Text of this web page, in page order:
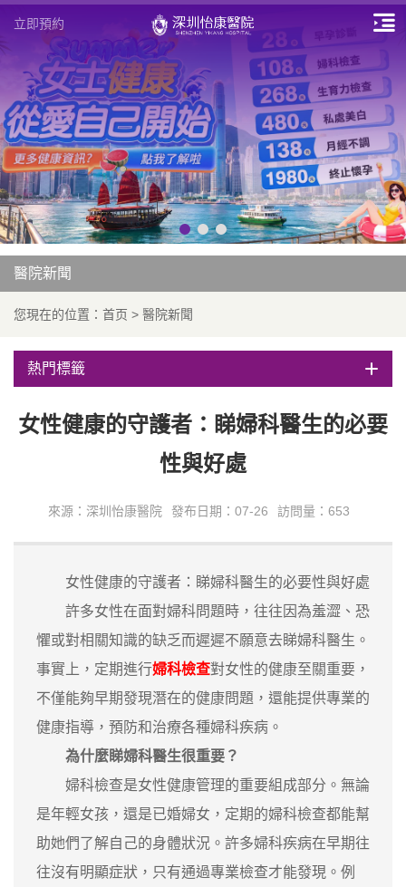
立即預約
醫院新聞
您現在的位置： 首页 > 醫院新聞
熱門標籤
女性健康的守護者：睇婦科醫生的必要
性與好處
來源：深圳怡康醫院 發布日期：07-26 訪問量：653
女性健康的守護者：睇婦科醫生的必要性與好處
許多女性在面對婦科問題時，往往因為羞澀、恐
懼或對相關知識的缺乏而遲遲不願意去睇婦科醫生。
事實上，定期進行婦科檢查對女性的健康至關重要，
不僅能夠早期發現潛在的健康問題，還能提供專業的
健康指導，預防和治療各種婦科疾病。
為什麼睇婦科醫生很重要？
婦科檢查是女性健康管理的重要組成部分。無論
是年輕女孩，還是已婚婦女，定期的婦科檢查都能幫
助她們了解自己的身體狀況。許多婦科疾病在早期往
往沒有明顯症狀，只有通過專業檢查才能發現。例